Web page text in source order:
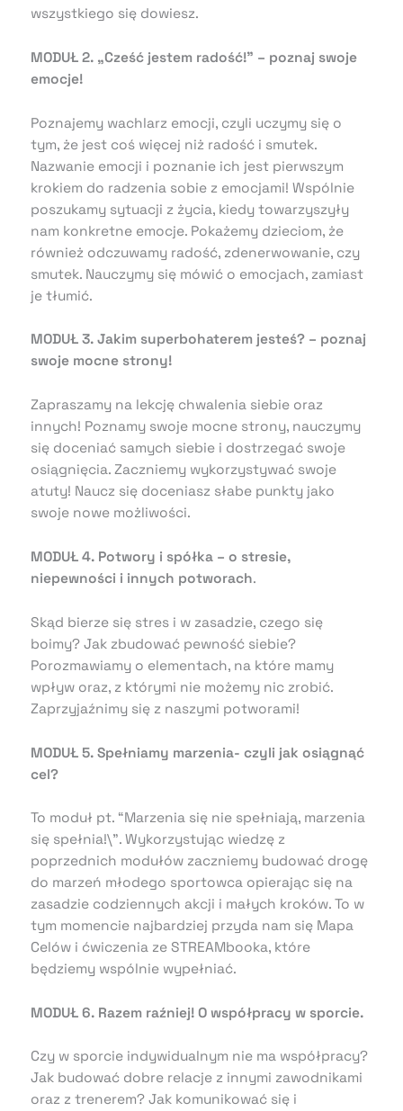
wszystkiego się dowiesz.
MODUŁ 2. „Cześć jestem radość!” – poznaj swoje
emocje!
Poznajemy wachlarz emocji, czyli uczymy się o
tym, że jest coś więcej niż radość i smutek.
Nazwanie emocji i poznanie ich jest pierwszym
krokiem do radzenia sobie z emocjami! Wspólnie
poszukamy sytuacji z życia, kiedy towarzyszyły
nam konkretne emocje. Pokażemy dzieciom, że
również odczuwamy radość, zdenerwowanie, czy
smutek. Nauczymy się mówić o emocjach, zamiast
je tłumić.
MODUŁ 3. Jakim superbohaterem jesteś? – poznaj
swoje mocne strony!
Zapraszamy na lekcję chwalenia siebie oraz
innych! Poznamy swoje mocne strony, nauczymy
się doceniać samych siebie i dostrzegać swoje
osiągnięcia. Zaczniemy wykorzystywać swoje
atuty! Naucz się doceniasz słabe punkty jako
swoje nowe możliwości.
MODUŁ 4. Potwory i spółka – o stresie,
niepewności i innych potworach.
Skąd bierze się stres i w zasadzie, czego się
boimy? Jak zbudować pewność siebie?
Porozmawiamy o elementach, na które mamy
wpływ oraz, z którymi nie możemy nic zrobić.
Zaprzyjaźnimy się z naszymi potworami!
MODUŁ 5. Spełniamy marzenia- czyli jak osiągnąć
cel?
To moduł pt. “Marzenia się nie spełniają, marzenia
się spełnia!\”. Wykorzystując wiedzę z
poprzednich modułów zaczniemy budować drogę
do marzeń młodego sportowca opierając się na
zasadzie codziennych akcji i małych kroków. To w
tym momencie najbardziej przyda nam się Mapa
Celów i ćwiczenia ze STREAMbooka, które
będziemy wspólnie wypełniać.
MODUŁ 6. Razem raźniej! O współpracy w sporcie.
Czy w sporcie indywidualnym nie ma współpracy?
Jak budować dobre relacje z innymi zawodnikami
oraz z trenerem? Jak komunikować się i